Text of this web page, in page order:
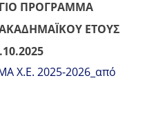
ΠΡΟΓΡΑΜΜΑ
ΕΤΟΥΣ
Χ.Ε. 2025-2026_από